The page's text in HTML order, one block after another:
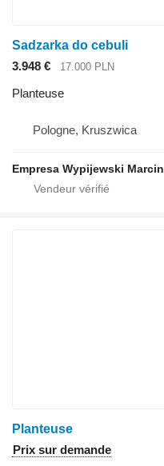
Sadzarka do cebuli
3.948 €
17.000 PLN
Planteuse
Pologne, Kruszwica
Empresa Wypijewski Marcin
Planteuse
Prix sur demande